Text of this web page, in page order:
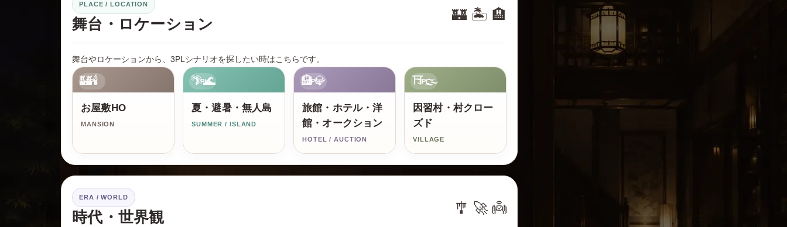
PLACE / LOCATION
舞台・ロケーション
🏰 🏝️ 🏨
舞台やロケーションから、3PLシナリオを探したい時はこちらです。
3PL
🏰🕯️
お屋敷HO
MANSION
3PL
🌴🌊
夏・避暑・無人島
SUMMER / ISLAND
3PL
🏨💎
旅館・ホテル・洋
館・オークション
HOTEL / AUCTION
3PL
⛩️🌫️
因習村・村クロー
ズド
VILLAGE
ERA / WORLD
時代・世界観
🎐 🚀 👼